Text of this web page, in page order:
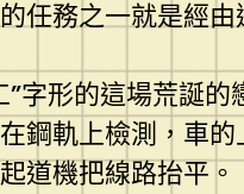
任務之一就是經
字形的這場荒誕
鋼軌上檢測，車
道機把線路抬平。